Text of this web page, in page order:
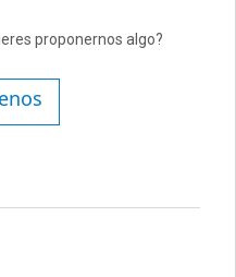
proponernos algo?